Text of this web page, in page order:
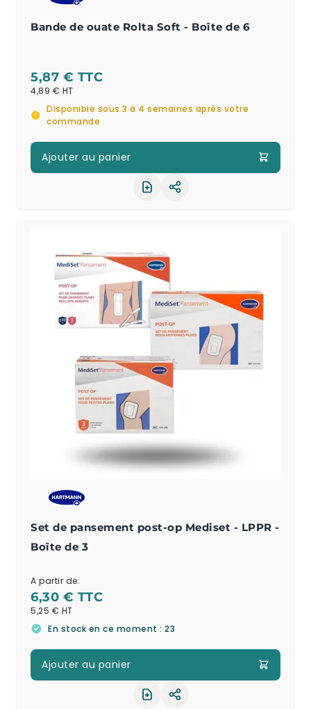
Bande de ouate Rolta Soft - Boîte de 6
5,87 €
4,89 €
Disponible sous 3 à 4 semaines après votre
commande
Ajouter au panier
Partager le produit
Set de pansement post-op Mediset - LPPR -
Boîte de 3
A partir de:
6,30 €
5,25 €
En stock en ce moment : 23
Ajouter au panier
Partager le produit